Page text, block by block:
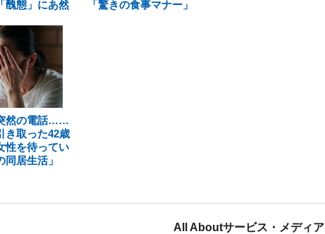
醜態」にあ然
「驚きの食事マナー」
然の電話……
き取った42歳
性を待ってい
同居生活」
All Aboutサービス・メディア